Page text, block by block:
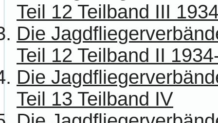
Teil 12 Teilband III
Die
Teil 12 Teilband II
Die
Teil 13 Teilband IV